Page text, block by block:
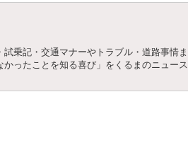
乗記・交通マナーやトラブル・道路事情ま
ったことを知る喜び」をくるまのニュース